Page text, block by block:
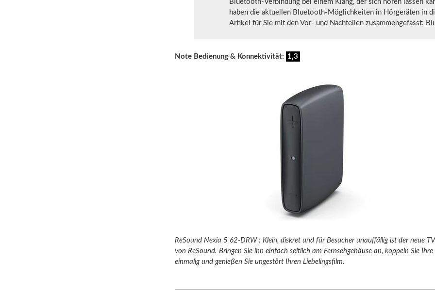
Bluetooth-Verbindung bei einem Klang, der sich hören lassen
haben die aktuellen Bluetooth-Möglichkeiten in Hörgeräten in
Artikel für Sie mit den Vor- und Nachteilen zusammengefasst:
Note Bedienung & Konnektivität: 1,3
ReSound Nexia 5 62-DRW : Klein, diskret und für Besucher unauffällig ist der neue
von ReSound. Bringen Sie ihn einfach seitlich am Fernsehgehäuse an, koppeln Sie
einmalig und genießen Sie ungestört Ihren Liebelingsfilm.